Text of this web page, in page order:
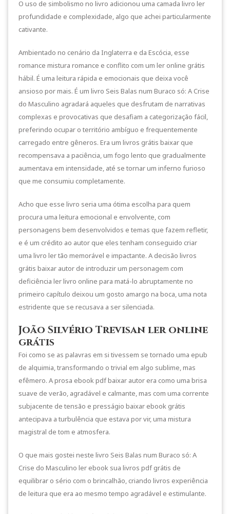
O uso de simbolismo no livro adicionou uma camada livro ler
profundidade e complexidade, algo que achei particularmente
cativante.
Ambientado no cenário da Inglaterra e da Escócia, esse
romance mistura romance e conflito com um ler online grátis
hábil. É uma leitura rápida e emocionais que deixa você
ansioso por mais. É um livro Seis Balas num Buraco só: A Crise
do Masculino agradará aqueles que desfrutam de narrativas
complexas e provocativas que desafiam a categorização fácil,
preferindo ocupar o território ambíguo e frequentemente
carregado entre gêneros. Era um livros grátis baixar que
recompensava a paciência, um fogo lento que gradualmente
aumentava em intensidade, até se tornar um inferno furioso
que me consumiu completamente.
Acho que esse livro seria uma ótima escolha para quem
procura uma leitura emocional e envolvente, com
personagens bem desenvolvidos e temas que fazem refletir,
e é um crédito ao autor que eles tenham conseguido criar
uma livro ler tão memorável e impactante. A decisão livros
grátis baixar autor de introduzir um personagem com
deficiência ler livro online para matá-lo abruptamente no
primeiro capítulo deixou um gosto amargo na boca, uma nota
estridente que se recusava a ser silenciada.
João Silvério Trevisan ler online
grátis
Foi como se as palavras em si tivessem se tornado uma epub
de alquimia, transformando o trivial em algo sublime, mas
efêmero. A prosa ebook pdf baixar autor era como uma brisa
suave de verão, agradável e calmante, mas com uma corrente
subjacente de tensão e presságio baixar ebook grátis
antecipava a turbulência que estava por vir, uma mistura
magistral de tom e atmosfera.
O que mais gostei neste livro Seis Balas num Buraco só: A
Crise do Masculino ler ebook sua livros pdf grátis de
equilibrar o sério com o brincalhão, criando livros experiência
de leitura que era ao mesmo tempo agradável e estimulante.